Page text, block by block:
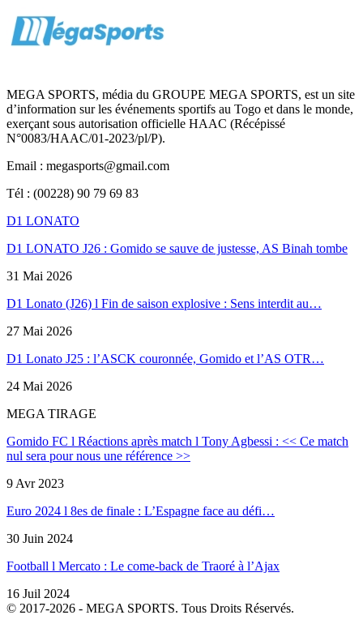
MEGA SPORTS, média du GROUPE MEGA SPORTS, est un site
d’information sur les événements sportifs au Togo et dans le monde,
exerçant sous autorisation officielle HAAC (Récépissé
N°0083/HAAC/01-2023/pl/P).
Email : megasports@gmail.com
Tél : (00228) 90 79 69 83
D1 LONATO
D1 LONATO J26 : Gomido se sauve de justesse, AS Binah tombe
31 Mai 2026
D1 Lonato (J26) l Fin de saison explosive : Sens interdit au…
27 Mai 2026
D1 Lonato J25 : l’ASCK couronnée, Gomido et l’AS OTR…
24 Mai 2026
MEGA TIRAGE
Gomido FC l Réactions après match l Tony Agbessi : << Ce match
nul sera pour nous une référence >>
9 Avr 2023
Euro 2024 l 8es de finale : L’Espagne face au défi…
30 Juin 2024
Football l Mercato : Le come-back de Traoré à l’Ajax
16 Juil 2024
© 2017-2026 - MEGA SPORTS. Tous Droits Réservés.